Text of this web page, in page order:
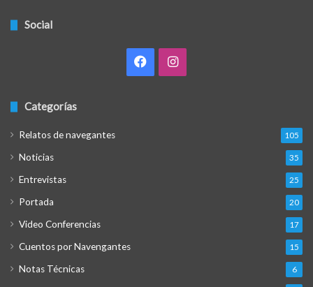
Social
FacebookInstagram
Categorías
Relatos de navegantes 105
Noticias 35
Entrevistas 25
Portada 20
Video Conferencias 17
Cuentos por Navengantes 15
Notas Técnicas 6